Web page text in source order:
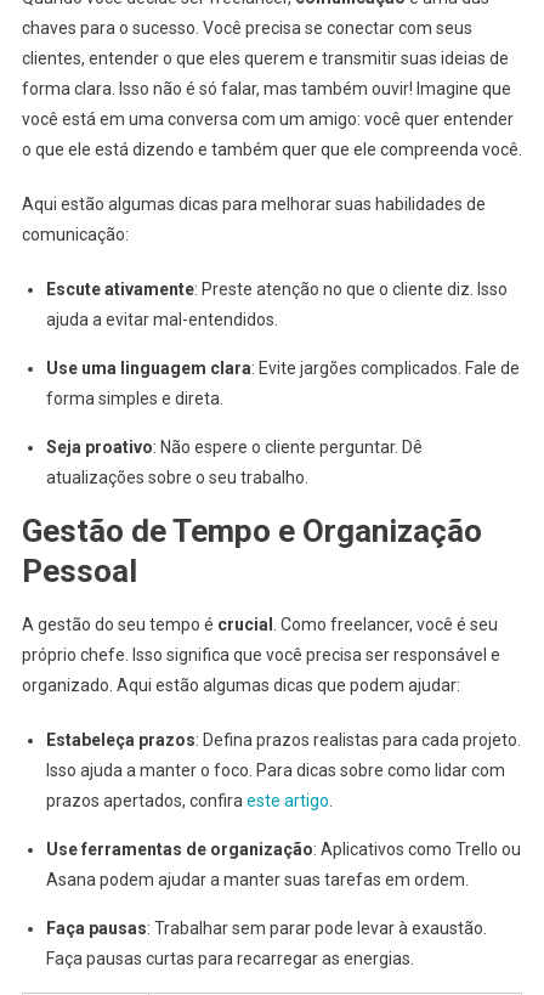
chaves para o sucesso. Você precisa se conectar com seus
clientes, entender o que eles querem e transmitir suas ideias de
forma clara. Isso não é só falar, mas também ouvir! Imagine que
você está em uma conversa com um amigo: você quer entender
o que ele está dizendo e também quer que ele compreenda você.
Aqui estão algumas dicas para melhorar suas habilidades de
comunicação:
Escute ativamente: Preste atenção no que o cliente diz. Isso
ajuda a evitar mal-entendidos.
Use uma linguagem clara: Evite jargões complicados. Fale de
forma simples e direta.
Seja proativo: Não espere o cliente perguntar. Dê
atualizações sobre o seu trabalho.
Gestão de Tempo e Organização
Pessoal
A gestão do seu tempo é crucial . Como freelancer, você é seu
próprio chefe. Isso significa que você precisa ser responsável e
organizado. Aqui estão algumas dicas que podem ajudar:
Estabeleça prazos: Defina prazos realistas para cada projeto.
Isso ajuda a manter o foco. Para dicas sobre como lidar com
prazos apertados, confira este artigo
Use ferramentas de organização: Aplicativos como Trello ou
Asana podem ajudar a manter suas tarefas em ordem.
Faça pausas: Trabalhar sem parar pode levar à exaustão.
Faça pausas curtas para recarregar as energias.